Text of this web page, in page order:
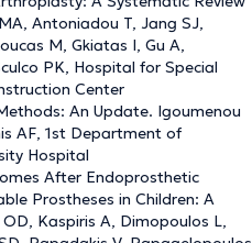
Antoniadou T, Jang SJ,
M, Gkiatas I, Gu A,
PK, Hospital for Special
Center
An Update. Igoumenou
AF, 1st Department of
Hospital
After Endoprosthetic
Prostheses in Children: A
Kaspiris A, Dimopoulos L,